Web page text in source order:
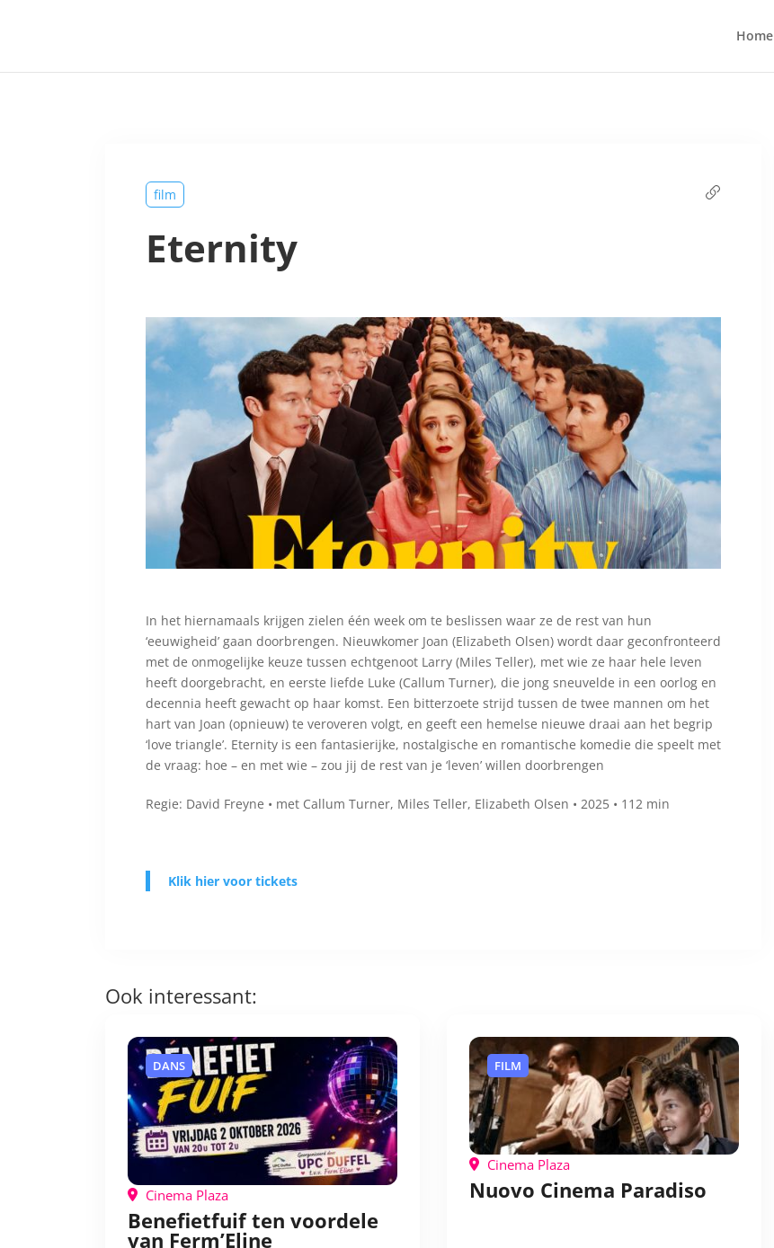
Home
film
Eternity
In het hiernamaals krijgen zielen één week om te beslissen waar ze de rest van hun
‘eeuwigheid’ gaan doorbrengen. Nieuwkomer Joan (Elizabeth Olsen) wordt daar geconfronteerd
met de onmogelijke keuze tussen echtgenoot Larry (Miles Teller), met wie ze haar hele leven
heeft doorgebracht, en eerste liefde Luke (Callum Turner), die jong sneuvelde in een oorlog en
decennia heeft gewacht op haar komst. Een bitterzoete strijd tussen de twee mannen om het
hart van Joan (opnieuw) te veroveren volgt, en geeft een hemelse nieuwe draai aan het begrip
‘love triangle’. Eternity is een fantasierijke, nostalgische en romantische komedie die speelt met
de vraag: hoe – en met wie – zou jij de rest van je ‘leven’ willen doorbrengen
Regie: David Freyne • met Callum Turner, Miles Teller, Elizabeth Olsen • 2025 • 112 min
Klik hier voor tickets
Ook interessant:
DANS
Cinema Plaza
Benefietfuif ten voordele
van Ferm’Eline
FILM
Cinema Plaza
Nuovo Cinema Paradiso